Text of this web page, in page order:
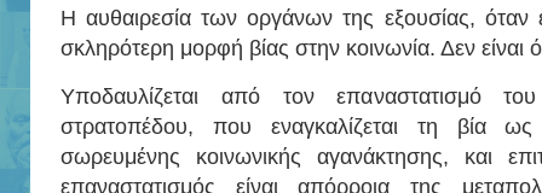
Η αυθαιρεσία των οργάνων της εξουσίας, όταν
σκληρότερη μορφή βίας στην κοινωνία. Δεν
Υποδαυλίζεται από τον επαναστατισμό του
στρατοπέδου, που εναγκαλίζεται τη βία
σωρευμένης κοινωνικής αγανάκτησης, και
επαναστατισμός είναι απόρροια της